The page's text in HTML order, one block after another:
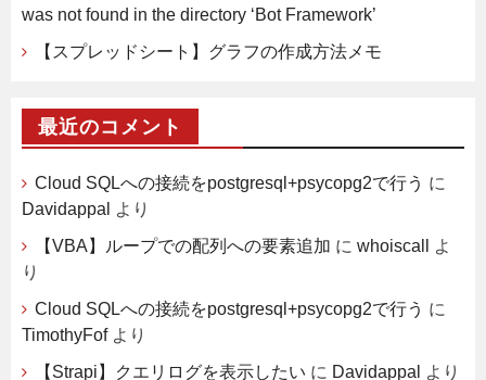
was not found in the directory ‘Bot Framework’
【スプレッドシート】グラフの作成方法メモ
最近のコメント
Cloud SQLへの接続をpostgresql+psycopg2で行う に
Davidappal
より
【VBA】ループでの配列への要素追加 に whoiscall
よ
り
Cloud SQLへの接続をpostgresql+psycopg2で行う に
TimothyFofより
【Strapi】クエリログを表示したい に Davidappal
より